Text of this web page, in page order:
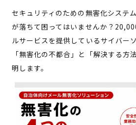
セキュリティのための無害化システ
が落ちて困ってはいませんか？
ルサービスを提供しているサイバー
「無害化の不都合」と「解決する方
明します。